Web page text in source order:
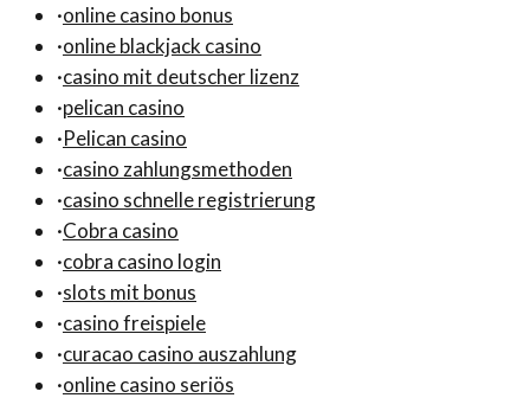
·online casino bonus
·online blackjack casino
·casino mit deutscher lizenz
·pelican casino
·Pelican casino
·casino zahlungsmethoden
·casino schnelle registrierung
·Cobra casino
·cobra casino login
·slots mit bonus
·casino freispiele
·curacao casino auszahlung
·online casino seriös